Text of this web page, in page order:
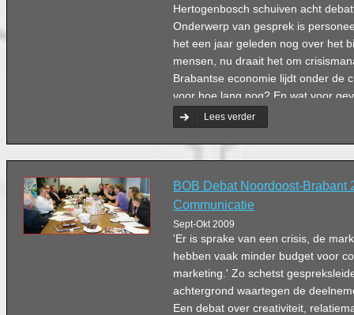
Hertogenbosch schuiven acht
Onderwerp van gesprek is
het een jaar geleden nog over het
mensen, nu draait het om
Brabantse economie lijdt onder de
voor hoe lang nog? En wat voor
personeelbeleid?
Lees verder
BOB Debat Noordoost-Brabant
Communicatie
Sept-Okt 2009
'Er is sprake van een crisis, de
hebben vaak minder budget voor
marketing.' Zo schetst
achtergrond waartegen de
Een debat over creativiteit,